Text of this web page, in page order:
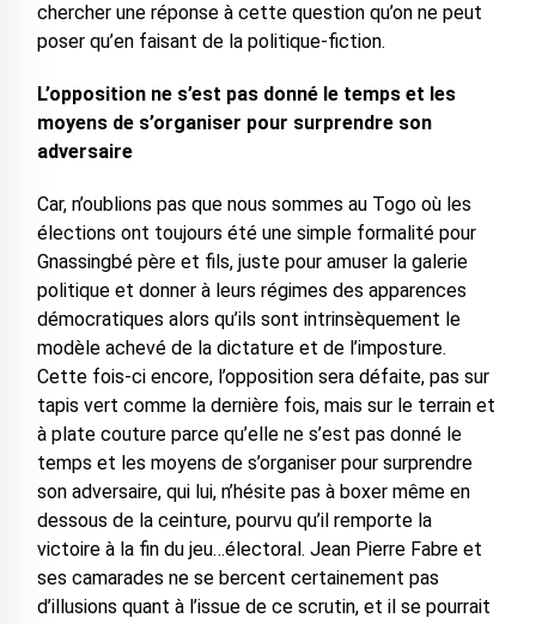
chercher une réponse à cette question qu’on ne peut
poser qu’en faisant de la politique-fiction.
L’opposition ne s’est pas donné le temps et les
moyens de s’organiser pour surprendre son
adversaire
Car, n’oublions pas que nous sommes au Togo où les
élections ont toujours été une simple formalité pour
Gnassingbé père et fils, juste pour amuser la galerie
politique et donner à leurs régimes des apparences
démocratiques alors qu’ils sont intrinsèquement le
modèle achevé de la dictature et de l’imposture.
Cette fois-ci encore, l’opposition sera défaite, pas sur
tapis vert comme la dernière fois, mais sur le terrain et
à plate couture parce qu’elle ne s’est pas donné le
temps et les moyens de s’organiser pour surprendre
son adversaire, qui lui, n’hésite pas à boxer même en
dessous de la ceinture, pourvu qu’il remporte la
victoire à la fin du jeu…électoral. Jean Pierre Fabre et
ses camarades ne se bercent certainement pas
d’illusions quant à l’issue de ce scrutin, et il se pourrait